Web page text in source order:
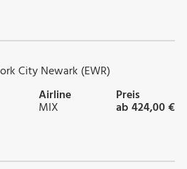
City Newark (EWR)
Airline
MIX
Preis
ab 424,00 €